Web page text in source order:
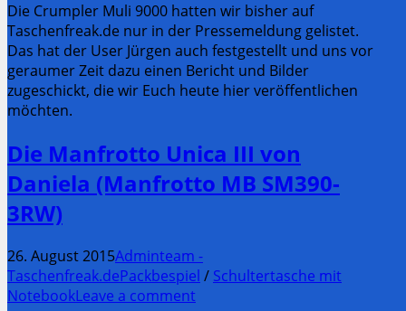
Die Crumpler Muli 9000 hatten wir bisher auf
Taschenfreak.de nur in der Pressemeldung gelistet.
Das hat der User Jürgen auch festgestellt und uns vor
geraumer Zeit dazu einen Bericht und Bilder
zugeschickt, die wir Euch heute hier veröffentlichen
möchten.
Die Manfrotto Unica III von
Daniela (Manfrotto MB SM390-
3RW)
26. August 2015Adminteam -
Taschenfreak.dePackbespiel / Schultertasche mit
NotebookLeave a comment